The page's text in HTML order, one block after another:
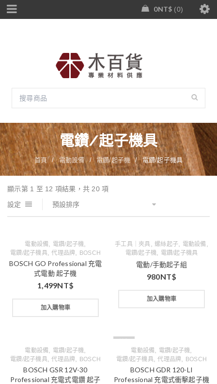
0NT$ 0
電鑽/起子機具
首頁 / 電動設備 / 電鑽/起子機 / 電鑽/起子機具
顯示第 1 至 12 項結果，共 20 項
設定
預設排序
電動設備 電鑽/起子機
電鑽/起子機具,代理品牌 BOSCH
BOSCH GO Professional 充電
式電動 起子機
1,499NT$
加入購物車
手工具｜夾具 螺絲起子 電動設備
電鑽/起子機 電鑽/起子機具
電動/手動起子組
980NT$
加入購物車
電動設備 電鑽/起子機
電鑽/起子機具,代理品牌 BOSCH
BOSCH GSR 12V-30
Professional 充電式電鑽 起子
電動設備 電鑽/起子機
電鑽/起子機具,代理品牌 BOSCH
BOSCH GDR 120-LI
Professional 充電式衝擊起子機